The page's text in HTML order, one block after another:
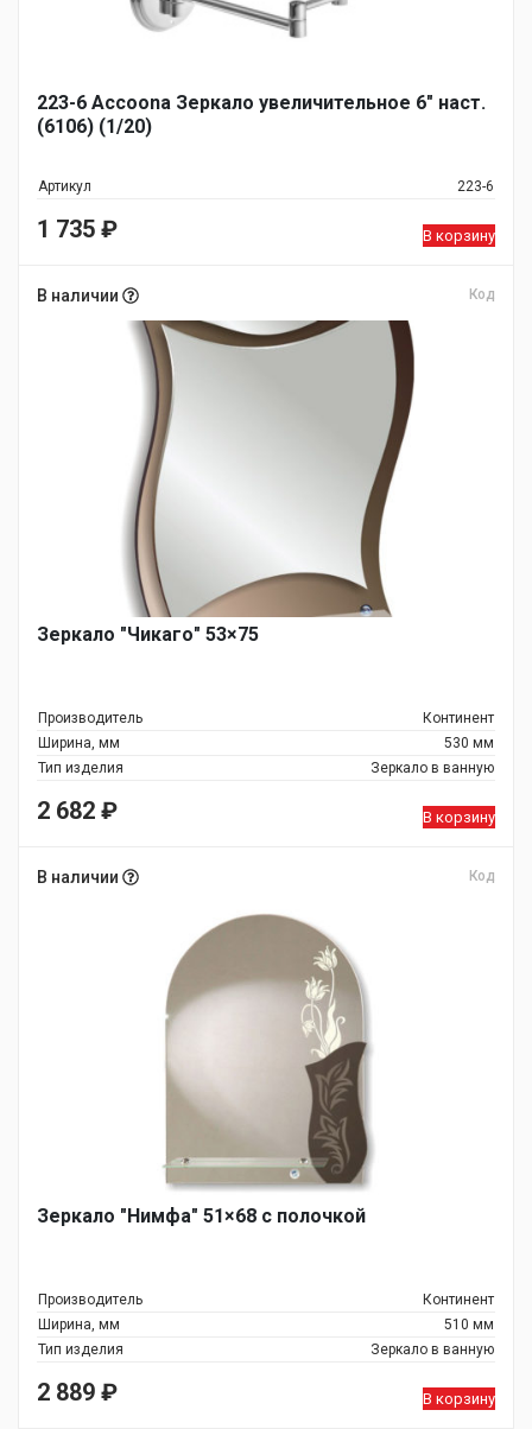
223-6 Accoona Зеркало увеличительное 6" наст.
(6106) (1/20)
Артикул 223-6
1 735 ₽ В корзину
В наличии Код
Зеркало "Чикаго" 53×75
Производитель
Континент
Ширина, мм
530 мм
Тип изделия
Зеркало в ванную
2 682 ₽ В корзину
В наличии Код
Зеркало "Нимфа" 51×68 с полочкой
Производитель
Континент
Ширина, мм
510 мм
Тип изделия
Зеркало в ванную
2 889 ₽ В корзину